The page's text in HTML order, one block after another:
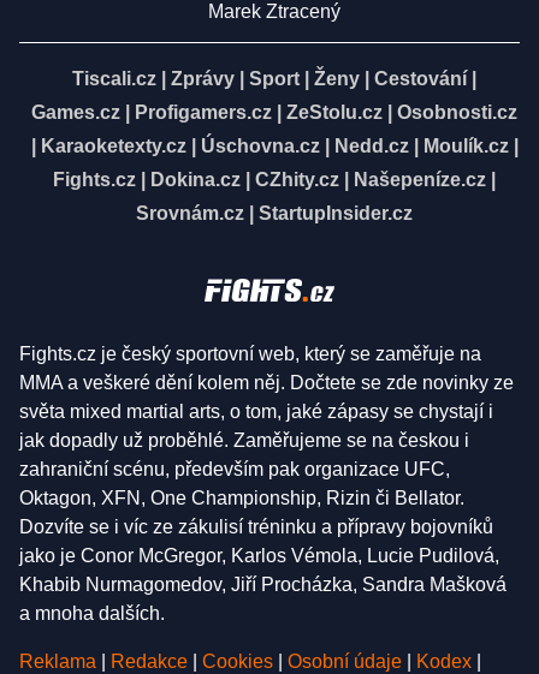
Marek Ztracený
Tiscali.cz Zprávy Sport Ženy Cestování
Games.cz
Profigamers.cz ZeStolu.cz
Osobnosti.cz
Karaoketexty.cz| Úschovna.cz| Nedd.cz| Moulík.cz|
Fights.cz
Dokina.cz CZhity.cz Našepeníze.cz
Srovnám.cz
StartupInsider.cz
Fights.cz je český sportovní web, který se zaměřuje na
MMA a veškeré dění kolem něj. Dočtete se zde novinky ze
světa mixed martial arts, o tom, jaké zápasy se chystají i
jak dopadly už proběhlé. Zaměřujeme se na českou i
zahraniční scénu, především pak organizace UFC,
Oktagon, XFN, One Championship, Rizin či Bellator.
Dozvíte se i víc ze zákulisí tréninku a přípravy bojovníků
jako je Conor McGregor, Karlos Vémola, Lucie Pudilová,
Khabib Nurmagomedov, Jiří Procházka, Sandra Mašková
a mnoha dalších.
Reklama Redakce Cookies Osobní údaje Kodex